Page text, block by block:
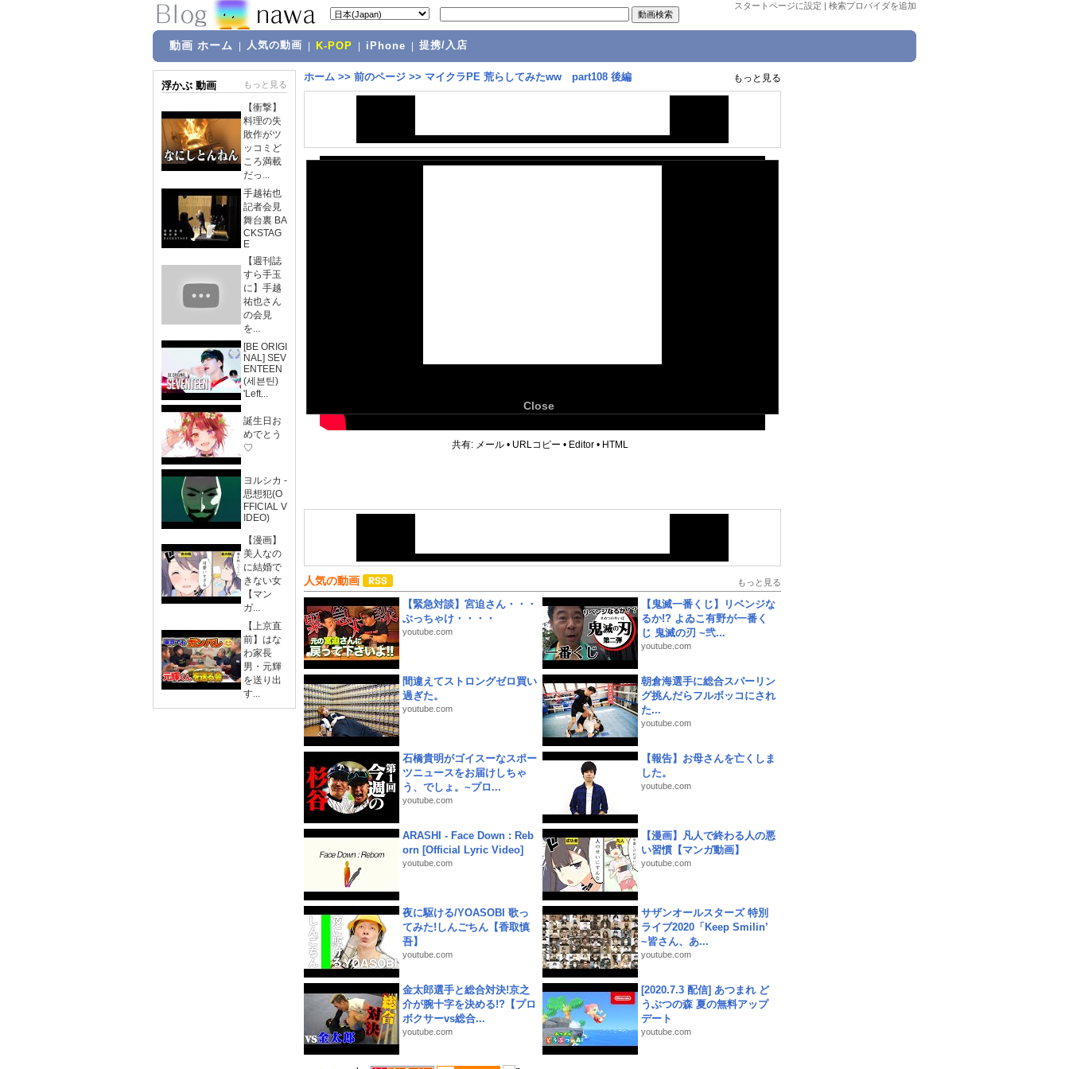
スタートページに設定 | 検索プロバイダを追加
動画 ホーム 人気の動画 K-POP iPhone 提携/入店
浮かぶ 動画 もっと見る
【衝撃】
料理の失
敗作がツ
ッコミど
ころ満載
だっ...
手越祐也
記者会見
舞台裏 BA
CKSTAG
E
【週刊誌
すら手玉
に】手越
祐也さん
の会見
を...
[BE ORIGI
NAL] SEV
ENTEEN
(세븐틴)
'Left...
誕生日お
めでとう
♡
ヨルシカ -
思想犯(O
FFICIAL V
IDEO)
【漫画】
美人なの
に結婚で
きない女
【マン
ガ...
【上京直
前】はな
わ家長
男・元輝
を送り出
す...
ホーム >> 前のページ >> マイクラPE 荒らしてみたww part108 後編 もっと見る
Close
共有: メール • URLコピー • Editor • HTML
人気の動画 もっと見る
【緊急対談】宮迫さん・・・
ぶっちゃけ・・・・
youtube.com
【鬼滅一番くじ】リベンジな
るか!? よゐこ有野が一番く
じ 鬼滅の刃 ~弐...
youtube.com
間違えてストロングゼロ買い
過ぎた。
youtube.com
朝倉海選手に総合スパーリン
グ挑んだらフルボッコにされ
た...
youtube.com
石橋貴明がゴイスーなスポー
ツニュースをお届けしちゃ
う、でしょ。~プロ...
youtube.com
【報告】お母さんを亡くしま
した。
youtube.com
ARASHI - Face Down : Reb
orn [Official Lyric Video]
youtube.com
【漫画】凡人で終わる人の悪
い習慣【マンガ動画】
youtube.com
夜に駆ける/YOASOBI 歌っ
てみた!しんごちん【香取慎
吾】
youtube.com
サザンオールスターズ 特別
ライブ2020「Keep Smilin’
~皆さん、あ...
youtube.com
金太郎選手と総合対決!京之
介が腕十字を決める!?【プロ
ボクサーvs総合...
youtube.com
[2020.7.3 配信] あつまれ ど
うぶつの森 夏の無料アップ
デート
youtube.com